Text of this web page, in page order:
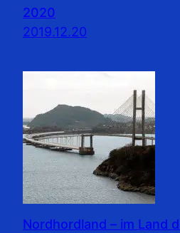
2020
2019.12.20
Nordhordland – im Land